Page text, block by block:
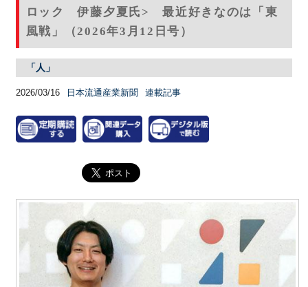
ロック 伊藤夕夏氏> 最近好きなのは「東
風戦」（2026年3月12日号）
「人」
2026/03/16 日本流通産業新聞 連載記事